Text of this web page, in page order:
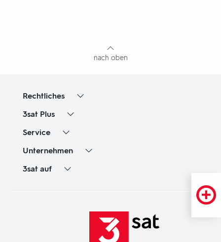
nach oben
Rechtliches
3sat Plus
Service
Unternehmen
3sat auf